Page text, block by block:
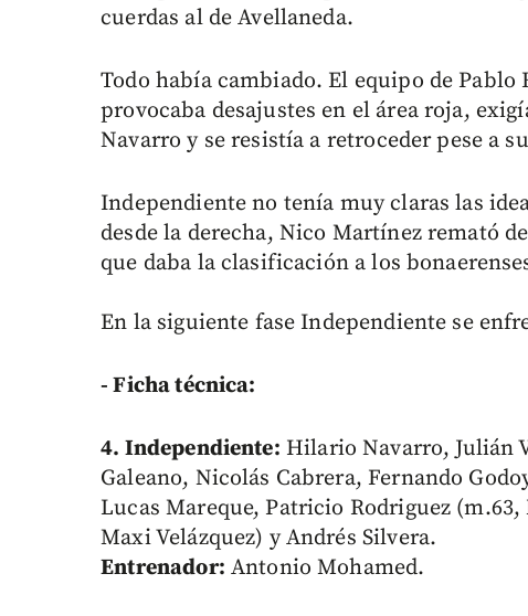
cuerdas al de Avellaneda.
Todo había cambiado. El equipo de
provocaba desajustes en el área roja,
Navarro y se resistía a retroceder pese a
Independiente no tenía muy claras las
desde la derecha, Nico Martínez remató
que daba la clasificación a los
En la siguiente fase Independiente se
- Ficha técnica:
4. Independiente: Hilario Navarro, Julián
Galeano, Nicolás Cabrera, Fernando
Lucas Mareque, Patricio Rodriguez
Maxi Velázquez) y Andrés Silvera.
Entrenador: Antonio Mohamed.